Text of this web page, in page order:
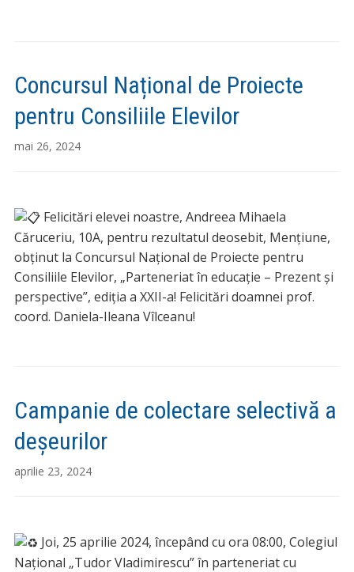
Concursul Național de Proiecte
pentru Consiliile Elevilor
mai 26, 2024
Felicitări elevei noastre, Andreea Mihaela
Căruceriu, 10A, pentru rezultatul deosebit, Mențiune,
obținut la Concursul Național de Proiecte pentru
Consiliile Elevilor, „Parteneriat în educație – Prezent și
perspective”, ediția a XXII-a! Felicitări doamnei prof.
coord. Daniela-Ileana Vîlceanu!
Campanie de colectare selectivă a
deșeurilor
aprilie 23, 2024
Joi, 25 aprilie 2024, începând cu ora 08:00, Colegiul
Național „Tudor Vladimirescu” în parteneriat cu